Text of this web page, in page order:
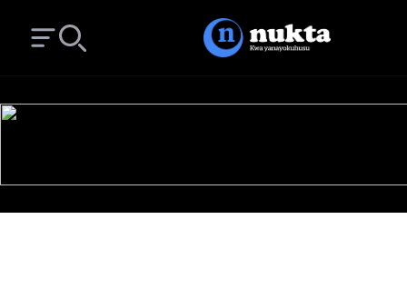
Open main menu